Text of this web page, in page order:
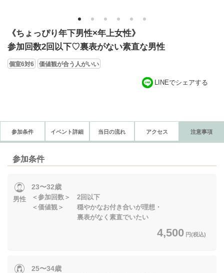
1 2 3 4 5 6
《ちょっぴり年下男性×年上女性》
参加回数2回以下♡裏表がない素直な男性
個室6対6 価値観が合う人がいい
LINEでシェアする
参加条件 イベント詳細 当日の流れ アクセス 注意事項
参加条件
男性
23〜32歳
＜参加回数＞ 2回以下
＜価値観＞ 穏やかなお付き合いが理想・
裏表がなく素直でいたい
4,500 円(税込)
25〜34歳